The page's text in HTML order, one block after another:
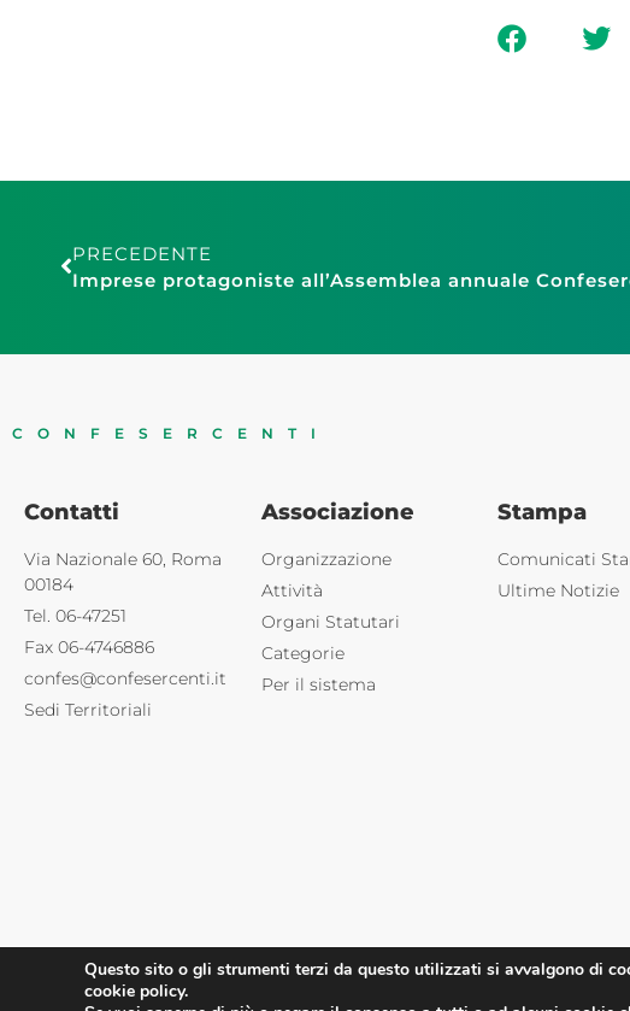
PRECEDENTE
CONFESERCENTI
Contatti
Via Nazionale 60, Roma
00184
Tel. 06-47251
Fax 06-4746886
confes@confesercenti.it
Sedi Territoriali
Associazione
Organizzazione
Attività
Organi Statutari
Categorie
Per il sistema
Stampa
Comunicati
Ultime Notizie
©2025 Confesercenti | Ufficio stampa: Via Nazionale, 60 00184 Roma |
Questo sito o gli strumenti terzi da questo utilizzati si avvalgono di
cookie policy.